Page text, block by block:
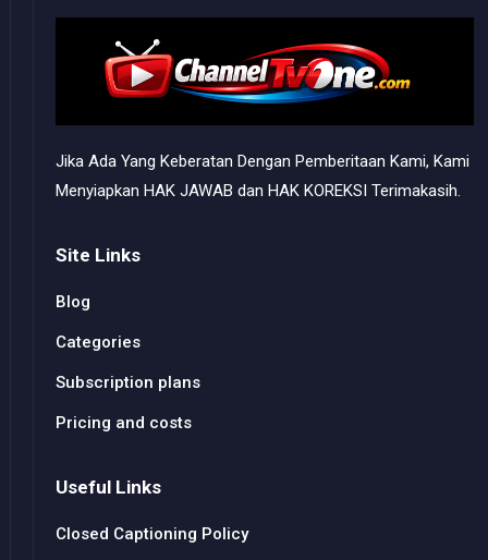
Jika Ada Yang Keberatan Dengan Pemberitaan Kami, Kami
Menyiapkan HAK JAWAB dan HAK KOREKSI Terimakasih.
Site Links
Blog
Categories
Subscription plans
Pricing and costs
Useful Links
Closed Captioning Policy